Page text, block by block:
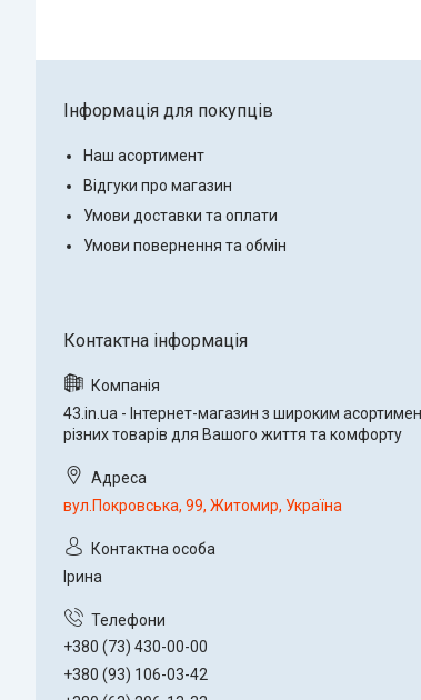
Інформація для покупців
Наш асортимент
Відгуки про магазин
Умови доставки та оплати
Умови повернення та обмін
43.in.ua - Інтернет-магазин з широким
різних товарів для Вашого життя та комфорту
вул.Покровська, 99, Житомир, Україна
Ірина
+380 (73) 430-00-00
+380 (93) 106-03-42